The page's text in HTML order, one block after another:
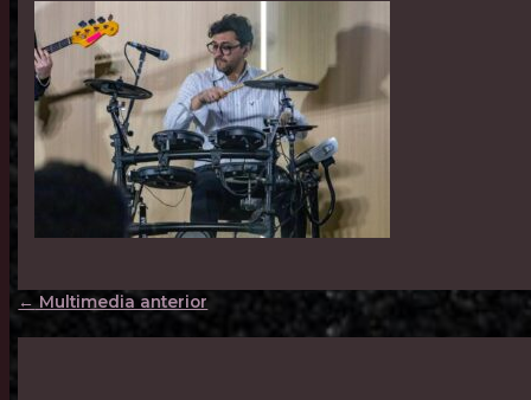
← Multimedia anterior